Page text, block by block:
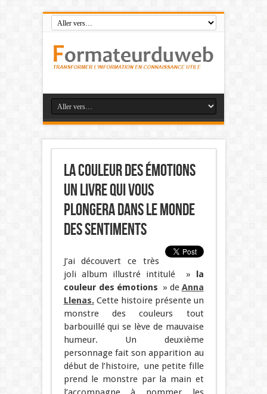
La couleur des émotions
un livre qui vous
plongera dans le monde
des sentiments
J’ai découvert ce très
joli album illustré intitulé » la
couleur des émotions » de Anna
Llenas.Cette histoire présente un
monstre des couleurs tout
barbouillé qui se lève de mauvaise
humeur. Un deuxième
personnage fait son apparition au
début de l’histoire, une petite fille
prend le monstre par la main et